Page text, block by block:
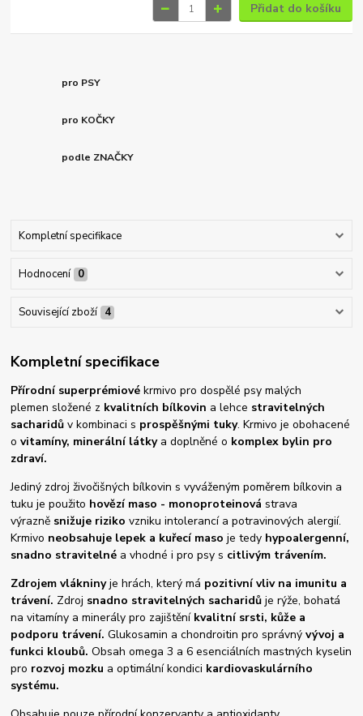
Přidat do košíku
pro PSY
pro KOČKY
podle ZNAČKY
Kompletní specifikace
Hodnocení 0
Související zboží 4
Kompletní specifikace
Přírodní superprémiové krmivo pro dospělé psy malých
plemensložené z kvalitních bílkovin a lehce stravitelných
sacharidů v kombinaci s prospěšnými tuky. Krmivo je obohacené
ovitamíny, minerální látkya doplněné o komplex bylin pro
zdraví.
Jediný zdroj živočišných bílkovin s vyváženým poměrem bílkovin a
tuku je použito hovězí maso - monoproteinová strava
výrazně snižuje riziko vzniku intolerancí a potravinových alergií.
Krmivo neobsahuje lepek a kuřecí maso je tedy hypoalergenní,
snadno stravitelné a vhodné i pro psy s citlivým trávením.
Zdrojem vlákninyje hrách, který má pozitivní vliv na imunitu a
trávení. Zdroj snadno stravitelných sacharidů je rýže, bohatá
na vitamíny a minerály pro zajištění kvalitní srsti, kůže a
podporu trávení. Glukosamin a chondroitin pro správnývývoj a
funkci kloubů. Obsah omega 3 a 6 esenciálních mastných kyselin
pro rozvoj mozku a optimální kondici kardiovaskulárního
systému.